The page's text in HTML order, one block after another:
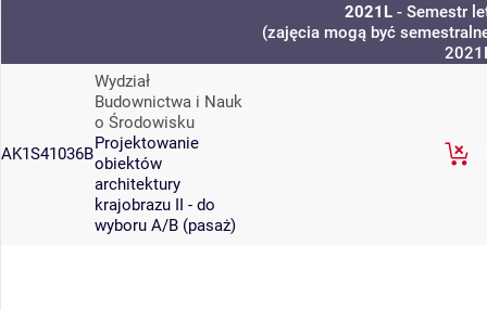
2021L - Semestr
(zajęcia mogą być
AK1S41036B
Wydział
Budownictwa i Nauk
o Środowisku
Projektowanie
obiektów
architektury
krajobrazu II - do
wyboru A/B (pasaż)